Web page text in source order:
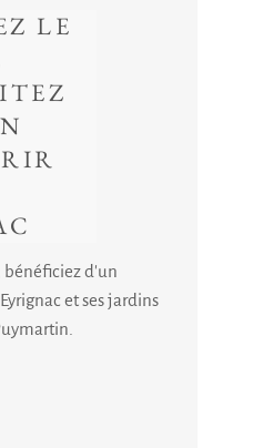
LE
bénéficiez d'un
et ses jardins